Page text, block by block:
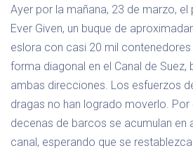
Ayer por la mañana, 23 de marzo,
Ever Given, un buque de
eslora con casi 20 mil
forma diagonal en el Canal de Suez,
ambas direcciones. Los esfuerzos
dragas no han logrado moverlo. Por
decenas de barcos se acumulan en
canal, esperando que se restablezca